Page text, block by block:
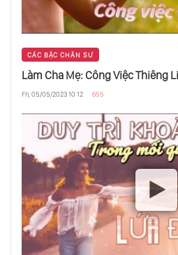
Giá Trị Giả
Mềm Mại Và
CÁC BẬC CHÂN SƯ
Làm Cha Mẹ: Công Việc Thiêng
Fri, 05/05/2023 10:12 655